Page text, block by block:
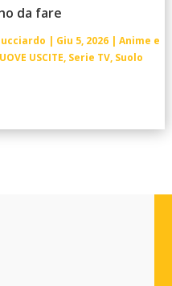
da fare
| Giu 5, 2026| Anime e
USCITE, Serie TV, Suolo